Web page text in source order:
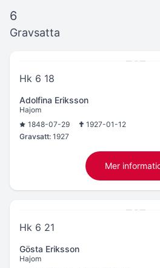
6
Gravsatta
Hk 6 18
Adolfina Eriksson
Hajom
1848-07-29
1927-01-12
Gravsatt: 1927
Mer
Hk 6 21
Gösta Eriksson
Hajom